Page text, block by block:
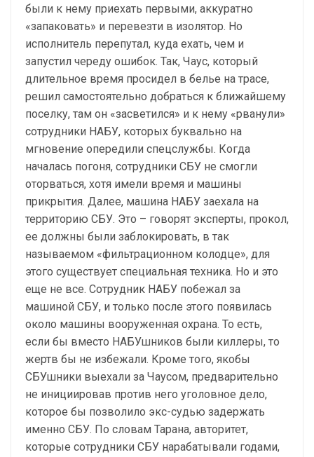
были к нему приехать первыми, аккуратно
«запаковать» и перевезти в изолятор. Но
исполнитель перепутал, куда ехать, чем и
запустил череду ошибок. Так, Чаус, который
длительное время просидел в белье на трасе,
решил самостоятельно добраться к ближайшему
поселку, там он «засветился» и к нему «рванули»
сотрудники НАБУ, которых буквально на
мгновение опередили спецслужбы. Когда
началась погоня, сотрудники СБУ не смогли
оторваться, хотя имели время и машины
прикрытия. Далее, машина НАБУ заехала на
территорию СБУ. Это – говорят эксперты, прокол,
ее должны были заблокировать, в так
называемом «фильтрационном колодце», для
этого существует специальная техника. Но и это
еще не все. Сотрудник НАБУ побежал за
машиной СБУ, и только после этого появилась
около машины вооруженная охрана. То есть,
если бы вместо НАБУшников были киллеры, то
жертв бы не избежали. Кроме того, якобы
СБУшники выехали за Чаусом, предварительно
не инициировав против него уголовное дело,
которое бы позволило экс-судью задержать
именно СБУ. По словам Тарана, авторитет,
которые сотрудники СБУ нарабатывали годами,